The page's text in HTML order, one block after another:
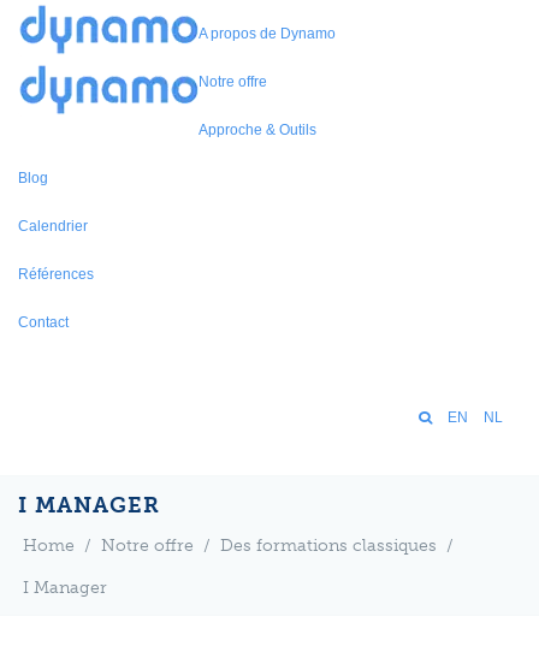
A propos de Dynamo
Notre offre
Approche & Outils
Blog
Calendrier
Références
Contact
EN NL
I MANAGER
Home / Notre offre / Des formations classiques /
I Manager